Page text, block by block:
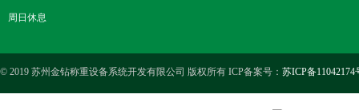
周日休息
© 2019 苏州金钻称重设备系统开发有限公司 版权所有 ICP备案号： 苏ICP备11042174